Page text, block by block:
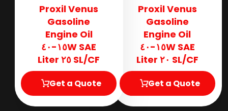
Proxil Venus
Gasoline
Engine Oil
SAE ١٥W-٤٠
SL/CF ٢٠ Liter
Get a Quote
Proxil Venus
Gasoline
Engine Oil
SAE ١٥W-٤٠
SL/CF ٢٥ Liter
Get a Quote